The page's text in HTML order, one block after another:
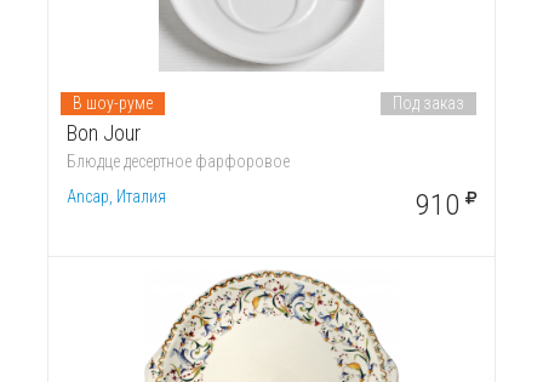
Bon Jour
Блюдце десертное фарфоровое
Ancap, Италия
В шоу-руме Под заказ
910